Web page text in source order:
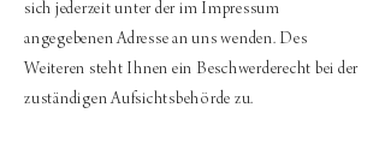
sich jederzeit unter der im Impressum
angegebenen Adresse an uns wenden. Des
Weiteren steht Ihnen ein Beschwerderecht bei der
zuständigen Aufsichtsbehörde zu.